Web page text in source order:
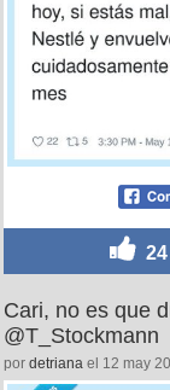
24
Cari, no es que
@T_Stockmann
por detriana el 12 may